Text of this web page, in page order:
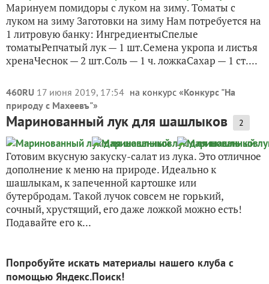
Маринуем помидоры с луком на зиму. Томаты с
луком на зиму Заготовки на зиму Нам потребуется на
1 литровую банку: ИнгредиентыСпелые
томатыРепчатый лук — 1 шт.Семена укропа и листья
хренаЧеснок — 2 шт.Соль — 1 ч. ложкаСахар — 1 ст....
460RU 17 июня 2019, 17:54 на конкурс «Конкурс "На
природу с Махеевъ"»
Маринованный лук для шашлыков 2
Готовим вкусную закуску-салат из лука. Это отличное
дополнение к меню на природе. Идеально к
шашлыкам, к запеченной картошке или
бутербродам. Такой лучок совсем не горький,
сочный, хрустящий, его даже ложкой можно есть!
Подавайте его к...
Попробуйте искать материалы нашего клуба с
помощью Яндекс.Поиск!